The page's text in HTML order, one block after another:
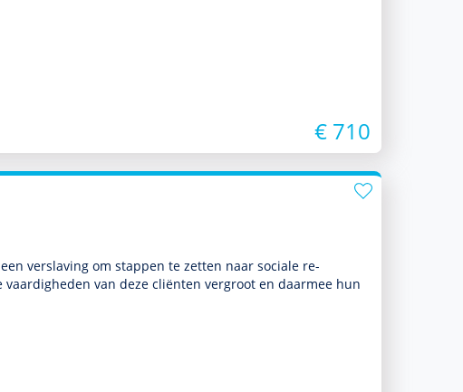
€ 710
ver­sla­ving om stappen te zetten naar sociale re-
van deze cliënten vergroot en daarmee hun